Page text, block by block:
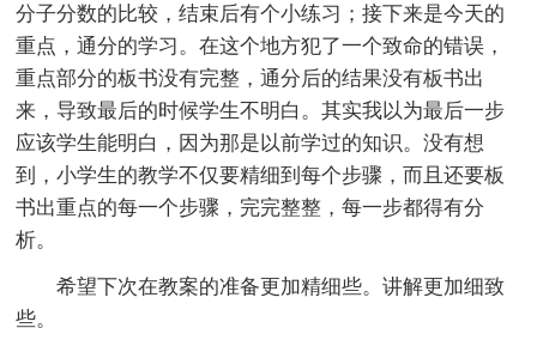
分子分数的比较，结束后有个小练习；接下来是今天的
重点，通分的学习。在这个地方犯了一个致命的错误，
重点部分的板书没有完整，通分后的结果没有板书出
来，导致最后的时候学生不明白。其实我以为最后一步
应该学生能明白，因为那是以前学过的知识。没有想
到，小学生的教学不仅要精细到每个步骤，而且还要板
书出重点的每一个步骤，完完整整，每一步都得有分
析。
希望下次在教案的准备更加精细些。讲解更加细致
些。